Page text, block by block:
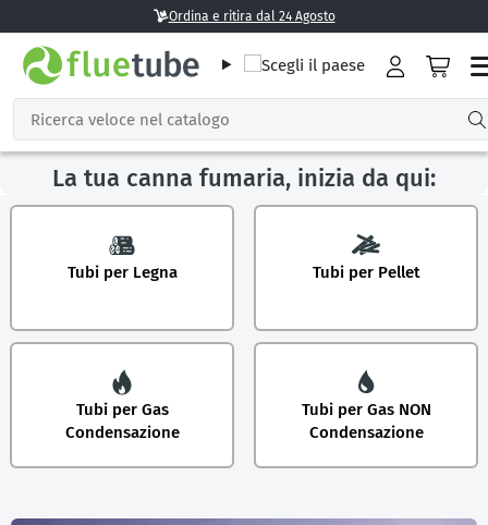
Ordina e ritira dal 24 Agosto
La tua canna fumaria, inizia da qui:
Tubi per Legna
Tubi per Gas
Condensazione
Tubi per Pellet
Tubi per Gas NON
Condensazione